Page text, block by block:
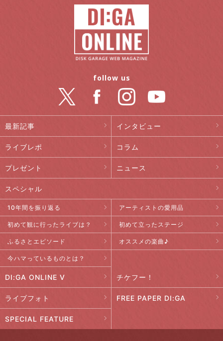
最新記事 インタビュー
ライブレポ コラム
プレゼント ニュース
スペシャル
10年間を振り返る アーティストの愛用品
初めて観に行ったライブは？ 初めて立ったステージ
ふるさとエピソード オススメの楽曲♪
今ハマっているものとは？
DI:GA ONLINE V チケフー！
ライブフォト FREE PAPER DI:GA
SPECIAL FEATURE
follow us